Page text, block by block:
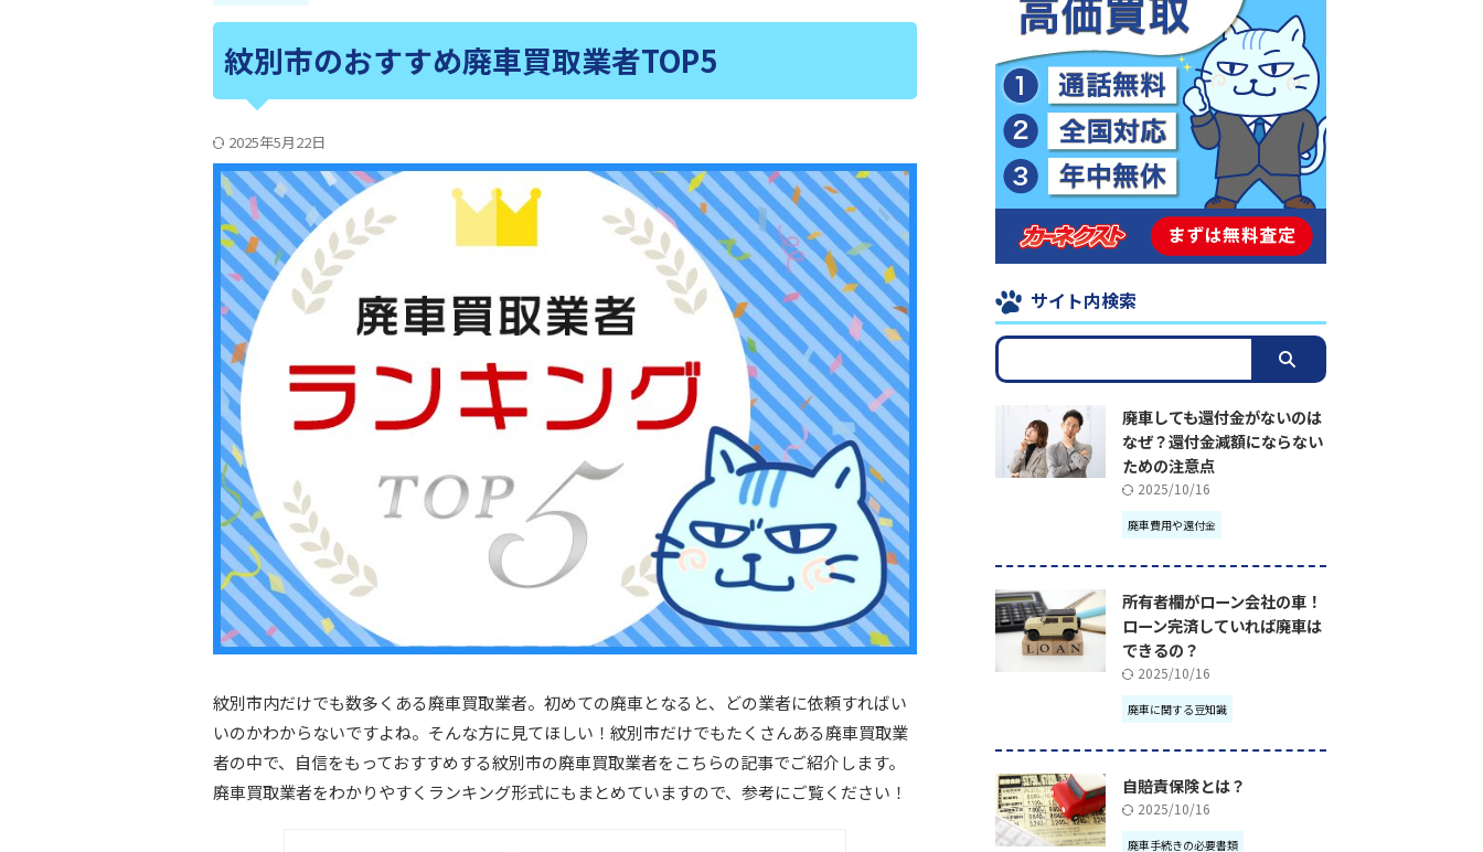
紋別市のおすすめ廃車買取業者TOP5
2025年5月22日
紋別市内だけでも数多くある廃車買取業者。初めての廃車となると、どの業者に依頼すればい
いのかわからないですよね。そんな方に見てほしい！紋別市だけでもたくさんある廃車買取業
者の中で、自信をもっておすすめする紋別市の廃車買取業者をこちらの記事でご紹介します。
廃車買取業者をわかりやすくランキング形式にもまとめていますので、参考にご覧ください！
サイト内検索
廃車しても還付金がないのは
なぜ？還付金減額にならない
ための注意点
2025/10/16
廃車費用や還付金
所有者欄がローン会社の車！
ローン完済していれば廃車は
できるの？
2025/10/16
廃車に関する豆知識
自賠責保険とは？
2025/10/16
廃車手続きの必要書類